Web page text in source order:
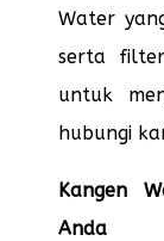
Water
serta
untuk
hubungi
Kangen
Anda